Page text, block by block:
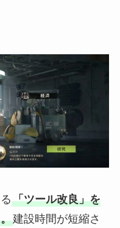
「ツール改良」を
建設時間が短縮さ